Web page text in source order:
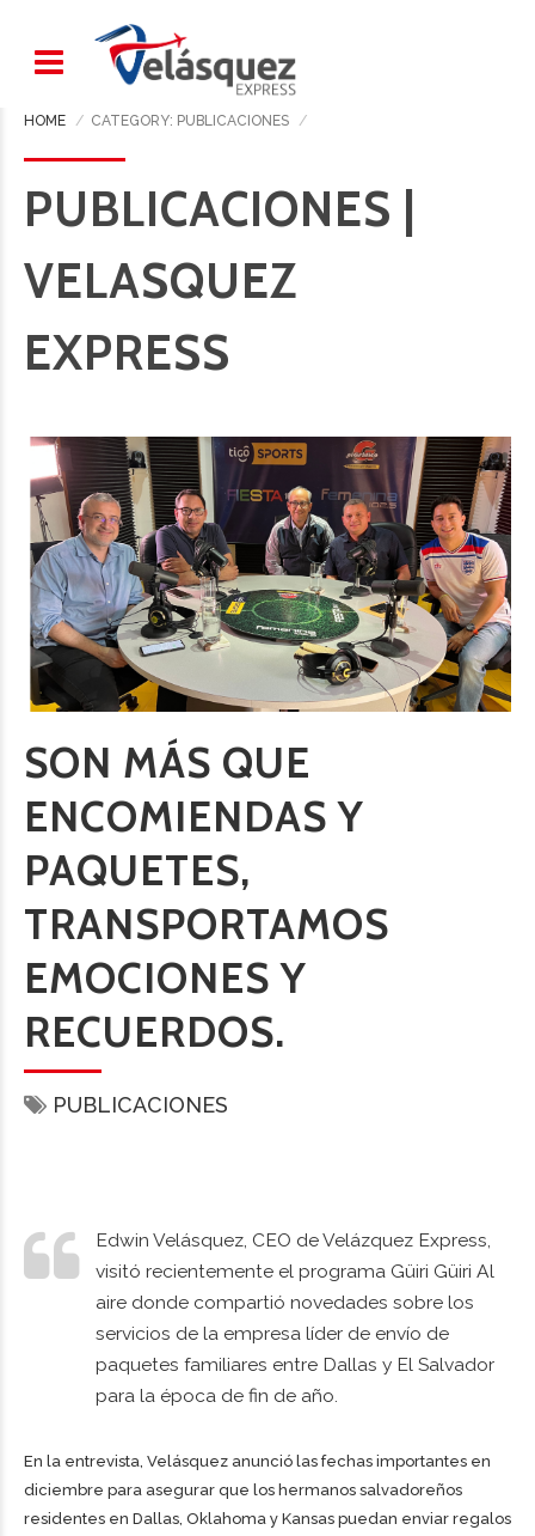
HOME CATEGORY: PUBLICACIONES
PUBLICACIONES |
VELASQUEZ
EXPRESS
SON MÁS QUE
ENCOMIENDAS Y
PAQUETES,
TRANSPORTAMOS
EMOCIONES Y
RECUERDOS.
PUBLICACIONES
Edwin Velásquez, CEO de Velázquez Express,
visitó recientemente el programa Güiri Güiri Al
aire donde compartió novedades sobre los
servicios de la empresa líder de envío de
paquetes familiares entre Dallas y El Salvador
para la época de fin de año.
En la entrevista, Velásquez anunció las fechas importantes en
diciembre para asegurar que los hermanos salvadoreños
residentes en Dallas, Oklahoma y Kansas puedan enviar regalos